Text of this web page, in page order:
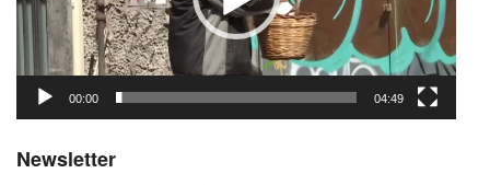
00:00 04:49
Newsletter